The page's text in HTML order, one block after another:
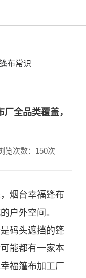
布常识
全品类覆盖，
览次数：150次
烟台幸福篷布
户外空间。
码头遮挡的篷
能都有一家本
福篷布加工厂